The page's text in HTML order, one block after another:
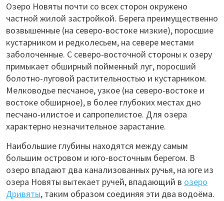
Озеро Новяты почти со всех сторон окружено
частной жилой застройкой. Берега преимущественно
возвышенные (на северо-востоке низкие), поросшие
кустарником и редколесьем, на севере местами
заболоченные. С северо-восточной стороны к озеру
примыкает обширный пойменный луг, поросший
болотно-луговой растительностью и кустарником.
Мелководье песчаное, узкое (на северо-востоке и
востоке обширное), в более глубоких местах дно
песчано-илистое и сапропелистое. Для озера
характерно незначительное зарастание.
Наибольшие глубины находятся между самым
большим островом и юго-восточным берегом. В
озеро впадают два канализованных ручья, на юге из
озера Новяты вытекает ручей, впадающий в озеро
Дривяты, таким образом соединяя эти два водоёма.